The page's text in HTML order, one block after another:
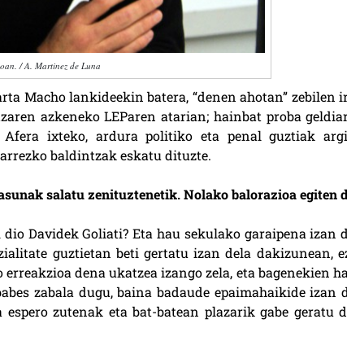
/ A. Martinez de Luna
Macho lankideekin batera, “denen ahotan” zebilen
azkeneko LEParen atarian; hainbat proba
ixteko, ardura politiko eta penal guztiak
baldintzak eskatu dituzte.
salatu zenituztenetik. Nolako balorazioa egiten
Davidek Goliati? Eta hau sekulako garaipena izan
guztietan beti gertatu izan dela dakizunean,
dena ukatzea izango zela, eta bagenekien
zabala dugu, baina badaude epaimahaikide izan
zutenak eta bat-batean plazarik gabe geratu